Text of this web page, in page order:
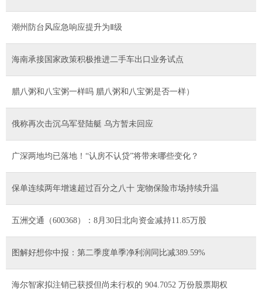
潮州防台风应急响应提升为Ⅱ级
海南承接国家政策积极推进二手车出口业务试点
腊八粥和八宝粥一样吗 腊八粥和八宝粥是否一样）
俄称再次击沉乌军登陆艇 乌方暂未回应
广深两地均已落地！“认房不认贷”将带来哪些变化？
保单连续两年增速超过百分之八十 宠物保险市场持续升温
五洲交通（600368）：8月30日北向资金减持11.85万股
图解好想你中报：第二季度单季净利润同比减389.59%
海尔智家拟注销已获授但尚未行权的 904.7052 万份股票期权